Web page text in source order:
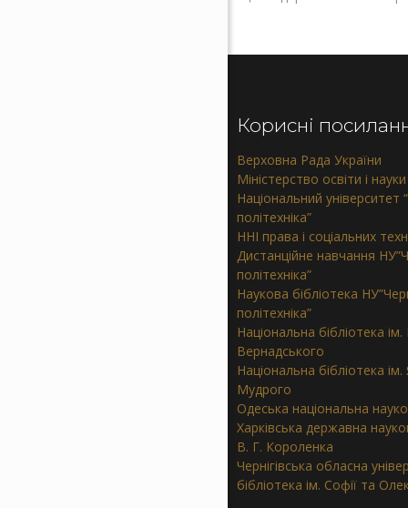
Корисні
Верховна Рада України
Міністерство освіти і
Національний університет
політехніка”
ННІ права і соціальних
Дистанційне навчання
політехніка”
Наукова бібліотека
політехніка”
Національна бібліотека ім.
Вернадського
Національна бібліотека
Мудрого
Одеська національна
Харківська державна
В. Г. Короленка
Чернігівська обласна
бібліотека ім. Софії та